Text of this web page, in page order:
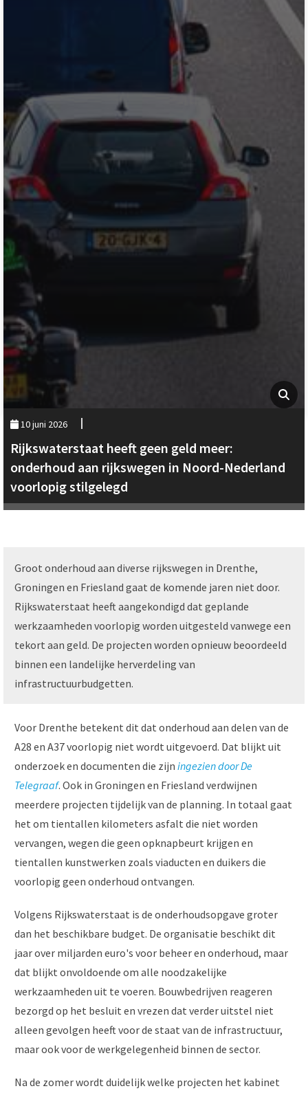
10 juni 2026
Rijkswaterstaat heeft geen geld meer:
onderhoud aan rijkswegen in Noord-Nederland
voorlopig stilgelegd
Groot onderhoud aan diverse rijkswegen in Drenthe,
Groningen en Friesland gaat de komende jaren niet door.
Rijkswaterstaat heeft aangekondigd dat geplande
werkzaamheden voorlopig worden uitgesteld vanwege een
tekort aan geld. De projecten worden opnieuw beoordeeld
binnen een landelijke herverdeling van
infrastructuurbudgetten.
Voor Drenthe betekent dit dat onderhoud aan delen van de
A28 en A37 voorlopig niet wordt uitgevoerd. Dat blijkt uit
onderzoek en documenten die zijn ingezien door De
Telegraaf. Ook in Groningen en Friesland verdwijnen
meerdere projecten tijdelijk van de planning. In totaal gaat
het om tientallen kilometers asfalt die niet worden
vervangen, wegen die geen opknapbeurt krijgen en
tientallen kunstwerken zoals viaducten en duikers die
voorlopig geen onderhoud ontvangen.
Volgens Rijkswaterstaat is de onderhoudsopgave groter
dan het beschikbare budget. De organisatie beschikt dit
jaar over miljarden euro's voor beheer en onderhoud, maar
dat blijkt onvoldoende om alle noodzakelijke
werkzaamheden uit te voeren. Bouwbedrijven reageren
bezorgd op het besluit en vrezen dat verder uitstel niet
alleen gevolgen heeft voor de staat van de infrastructuur,
maar ook voor de werkgelegenheid binnen de sector.
Na de zomer wordt duidelijk welke projecten het kabinet